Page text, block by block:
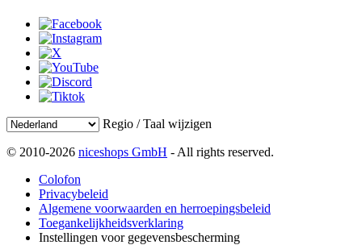
Regio / Taal wijzigen
© 2010-2026 niceshops GmbH - All rights reserved.
Colofon
Privacybeleid
Algemene voorwaarden en herroepingsbeleid
Toegankelijkheidsverklaring
Instellingen voor gegevensbescherming